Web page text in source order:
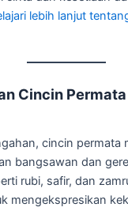
lebih lanjut
Cincin
cincin permata
bangsawan dan
rubi, safir, dan
mengekspresikan